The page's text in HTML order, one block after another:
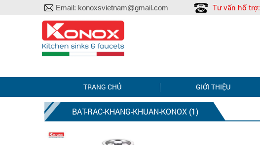
Email: konoxsvietnam@gmail.com Tư vấn hổ trợ:
TRANG CHỦ GIỚI THIỆU
BAT-RAC-KHANG-KHUAN-KONOX (1)